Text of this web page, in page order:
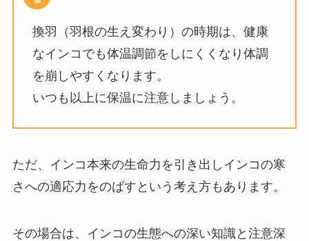
換羽（羽根の生え変わり）の時期は、健康
なインコでも体温調節をしにくくなり体調
を崩しやすくなります。
いつも以上に保温に注意しましょう。
ただ、インコ本来の生命力を引き出しインコの寒
さへの適応力をのばすという考え方もあります。
その場合は、インコの生態への深い知識と注意深